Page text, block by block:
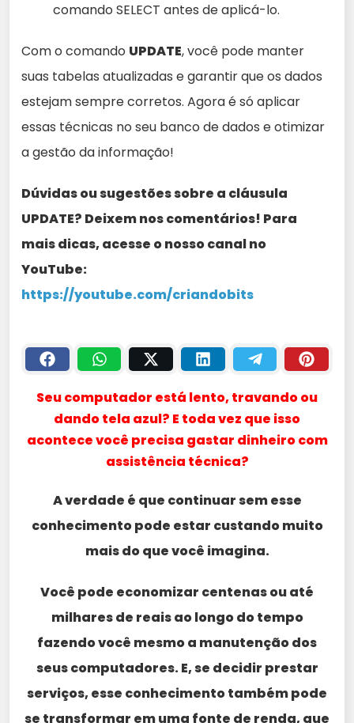
comando SELECT antes de aplicá-lo.
Com o comando UPDATE, você pode manter
suas tabelas atualizadas e garantir que os dados
estejam sempre corretos. Agora é só aplicar
essas técnicas no seu banco de dados e otimizar
a gestão da informação!
Dúvidas ou sugestões sobre a cláusula
UPDATE? Deixem nos comentários! Para
mais dicas, acesse o nosso canal no
YouTube:
https://youtube.com/criandobits
Seu computador está lento, travando ou
dando tela azul? E toda vez que isso
acontece você precisa gastar dinheiro com
assistência técnica?
A verdade é que continuar sem esse
conhecimento pode estar custando muito
mais do que você imagina.
Você pode economizar centenas ou até
milhares de reais ao longo do tempo
fazendo você mesmo a manutenção dos
seus computadores. E, se decidir prestar
serviços, esse conhecimento também pode
se transformar em uma fonte de renda, que